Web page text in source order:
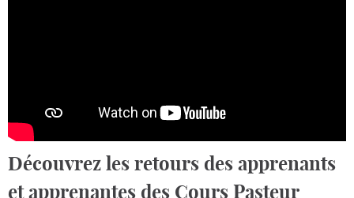
Découvrez les retours des apprenants
et apprenantes des Cours Pasteur